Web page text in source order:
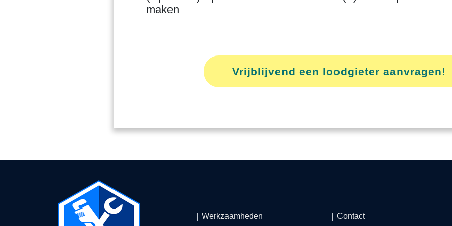
maken
Vrijblijvend een loodgieter aanvragen!
Werkzaamheden Contact